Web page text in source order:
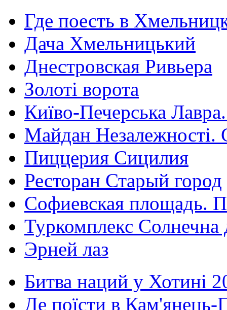
Где поесть в
Дача Хмельницький
Днестровская Ривьера
Золоті ворота
Київо-Печерська
Майдан Незалежності.
Пиццерия Сицилия
Ресторан Старый город
Софиевская площадь.
Туркомплекс Солнечна
Эрней лаз
Битва наций у Хотині
Де поїсти в Кам'янець-